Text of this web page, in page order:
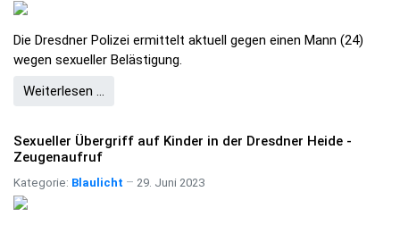
Die Dresdner Polizei ermittelt aktuell gegen einen Mann (24)
wegen sexueller Belästigung.
Weiterlesen …
Sexueller Übergriff auf Kinder in der Dresdner Heide -
Zeugenaufruf
Kategorie: Blaulicht 29. Juni 2023